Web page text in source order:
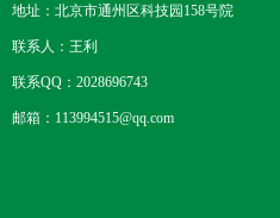
地址：北京市通州区科技园158号院
联系人：王利
联系QQ：2028696743
邮箱：113994515@qq.com